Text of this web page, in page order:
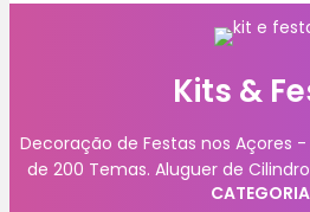
Kits &
Decoração de Festas nos Açores -
de 200 Temas. Aluguer de